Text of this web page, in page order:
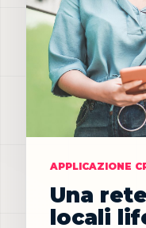
APPLICAZIONE
Una
locali